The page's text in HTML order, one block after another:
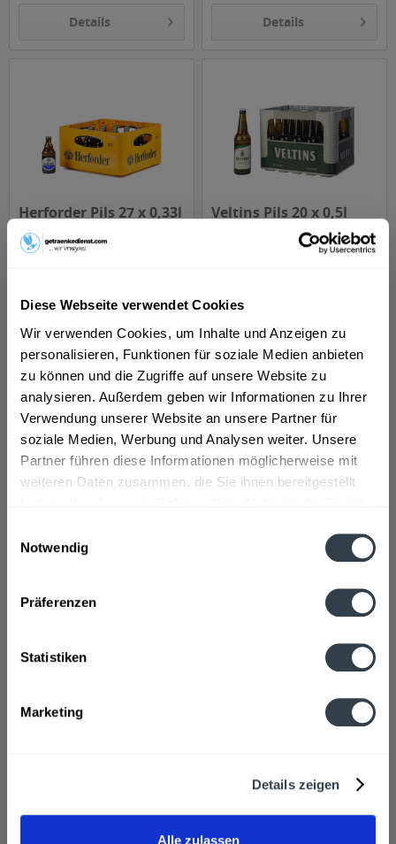
Diese Webseite verwendet Cookies
Wir verwenden Cookies, um Inhalte und Anzeigen zu
personalisieren, Funktionen für soziale Medien anbieten
zu können und die Zugriffe auf unsere Website zu
analysieren. Außerdem geben wir Informationen zu Ihrer
Verwendung unserer Website an unsere Partner für
soziale Medien, Werbung und Analysen weiter. Unsere
Partner führen diese Informationen möglicherweise mit
weiteren Daten zusammen, die Sie ihnen bereitgestellt
Notwendig
Präferenzen
Statistiken
Marketing
Details zeigen
Alle zulassen
Details Details
Herforder Pils 27 x 0,33l
Inhalt8.91 Liter
Details
Veltins Pils 20 x 0,5l
(1,40 € * / 1 Liter)
Details
alkoholfrei 24 x 0,33l
9,99 € * +3,42 € Pfand
Krombacher Pils 24 x
+3,42 € Pfand